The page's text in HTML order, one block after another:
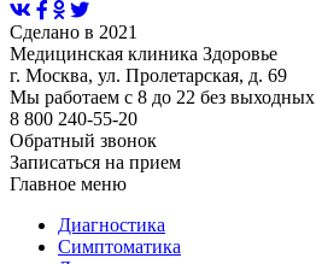
Сделано в 2021
Медицинская клиника Здоровье
г. Москва, ул. Пролетарская, д. 69
Мы работаем с 8 до 22 без выходных
8 800 240-55-20
Обратный звонок
Записаться на прием
Главное меню
Диагностика
Cимптоматика